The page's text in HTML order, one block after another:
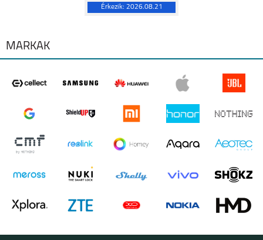
Érkezik: 2026.08.21
MÁRKÁK